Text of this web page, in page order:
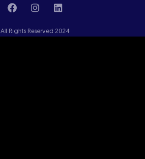
All Rights Reserved 2024